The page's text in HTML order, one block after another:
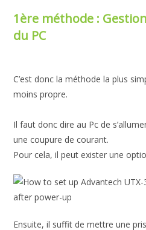
1ère méthode :
du PC
C’est donc la méthode la plus
moins propre.
Il faut donc dire au Pc de
une coupure de courant.
Pour cela, il peut exister une
Ensuite, il suffit de mettre une